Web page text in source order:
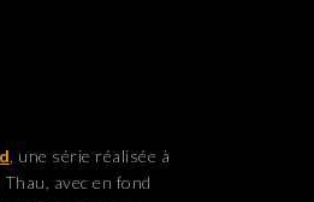
, une série réalisée à
Thau, avec en fond